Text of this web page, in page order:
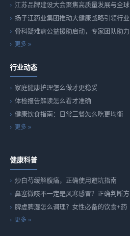
江苏品牌建设大会聚焦高质量发展与全球
扬子江药业集团推动大健康战略引领行业
骨科疑难病公益援助启动，专家团队助力
更多 »
行业动态
家庭健康护理怎么做才更稳妥
体检报告解读怎么看才准确
健康饮食指南：日常三餐怎么吃更均衡
更多 »
健康科普
炒白芍缓解腹痛，正确使用避坑指南
鼻塞微咳不一定是风寒感冒？正确判断方
脾虚脾湿怎么调理？女性必备的饮食+药
更多 »